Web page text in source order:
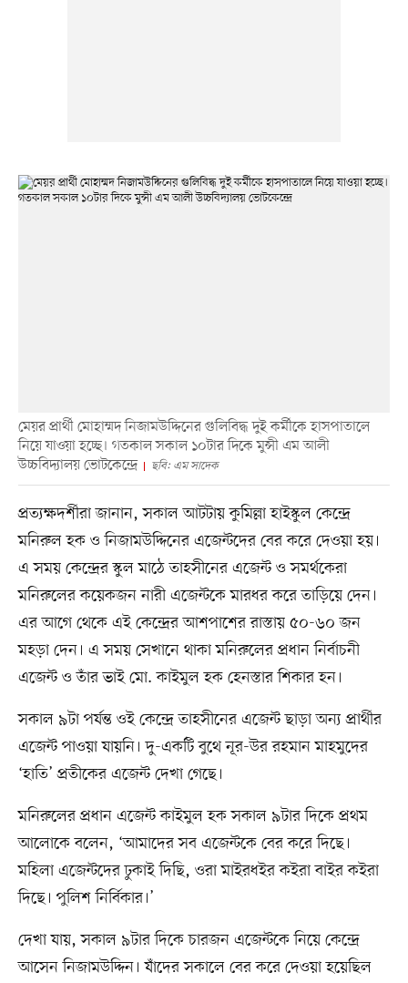
মেয়র প্রার্থী মোহাম্মদ নিজামউদ্দিনের গুলিবিদ্ধ দুই কর্মীকে হাসপাতালে
নিয়ে যাওয়া হচ্ছে। গতকাল সকাল ১০টার দিকে মুন্সী এম আলী
উচ্চবিদ্যালয় ভোটকেন্দ্রে
ছবি: এম সাদেক
প্রত্যক্ষদর্শীরা জানান, সকাল আটটায় কুমিল্লা হাইস্কুল কেন্দ্রে
মনিরুল হক ও নিজামউদ্দিনের এজেন্টদের বের করে দেওয়া হয়।
এ সময় কেন্দ্রের স্কুল মাঠে তাহসীনের এজেন্ট ও সমর্থকেরা
মনিরুলের কয়েকজন নারী এজেন্টকে মারধর করে তাড়িয়ে দেন।
এর আগে থেকে এই কেন্দ্রের আশপাশের রাস্তায় ৫০-৬০ জন
মহড়া দেন। এ সময় সেখানে থাকা মনিরুলের প্রধান নির্বাচনী
এজেন্ট ও তাঁর ভাই মো. কাইমুল হক হেনস্তার শিকার হন।
সকাল ৯টা পর্যন্ত ওই কেন্দ্রে তাহসীনের এজেন্ট ছাড়া অন্য প্রার্থীর
এজেন্ট পাওয়া যায়নি। দু-একটি বুথে নূর-উর রহমান মাহমুদের
‌‌‌‘হাতি’ প্রতীকের এজেন্ট দেখা গেছে।
মনিরুলের প্রধান এজেন্ট কাইমুল হক সকাল ৯টার দিকে প্রথম
আলোকে বলেন, ‘আমাদের সব এজেন্টকে বের করে দিছে।
মহিলা এজেন্টদের ঢুকাই দিছি, ওরা মাইরধইর কইরা বাইর কইরা
দিছে। পুলিশ নির্বিকার।’
দেখা যায়, সকাল ৯টার দিকে চারজন এজেন্টকে নিয়ে কেন্দ্রে
আসেন নিজামউদ্দিন। যাঁদের সকালে বের করে দেওয়া হয়েছিল